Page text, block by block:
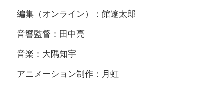
編集（オンライン）：館遼太郎
音響監督：田中亮
音楽：大隅知宇
アニメーション制作：月虹